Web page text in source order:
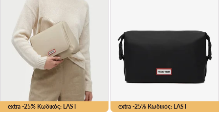
extra -25% Κωδικός: LAST extra -25% Κωδικός: LAST